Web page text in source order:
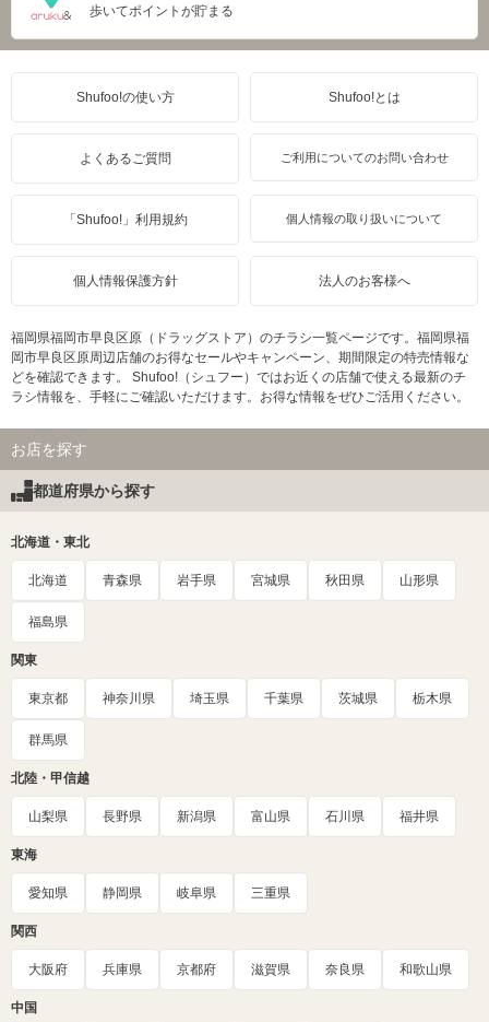
歩いてポイントが貯まる
Shufoo!の使い方 Shufoo!とは
よくあるご質問 ご利用についてのお問い合わせ
「Shufoo!」利用規約 個人情報の取り扱いについて
個人情報保護方針 法人のお客様へ
福岡県福岡市早良区原（ドラッグストア）のチラシ一覧ページです。福岡県福
岡市早良区原周辺店舗のお得なセールやキャンペーン、期間限定の特売情報な
どを確認できます。 Shufoo!（シュフー）ではお近くの店舗で使える最新のチ
ラシ情報を、手軽にご確認いただけます。お得な情報をぜひご活用ください。
お店を探す
都道府県から探す
北海道・東北
北海道 青森県 岩手県 宮城県 秋田県 山形県
福島県
関東
東京都 神奈川県 埼玉県 千葉県 茨城県 栃木県
群馬県
北陸・甲信越
山梨県 長野県 新潟県 富山県 石川県 福井県
東海
愛知県 静岡県 岐阜県 三重県
関西
大阪府 兵庫県 京都府 滋賀県 奈良県 和歌山県
中国